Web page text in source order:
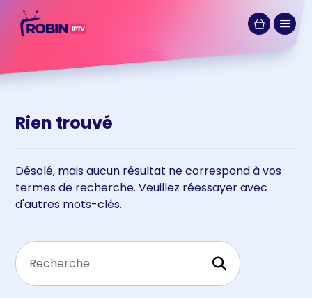
Rien trouvé
Désolé, mais aucun résultat ne correspond à vos
termes de recherche. Veuillez réessayer avec
d'autres mots-clés.